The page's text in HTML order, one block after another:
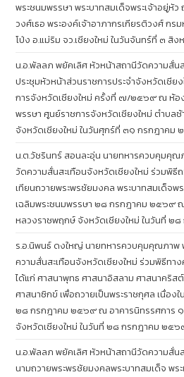
พระชนมพรรษา พระบาทสมเด็จพระเจ้าอยู่หัว
วงศ์เธอ พระองค์เจ้าอาภากรเกียรติวงศ์ ก
โป่ง อ.แม่ริม จว.เชียงใหม่ ในวันจันทร์ที่ ๓ สิ
น.อ.พัลลภ พยัคเลิศ หัวหน้าสถานีวัดความสั่นส
ประชุมหัวหน้าส่วนราชการประจำจังหวัดเชีย
การจังหวัดเชียงใหม่ ครั้งที่ ๗/๒๕๖๙ ณ ห้อ
พรรษา ศูนย์ราชการจังหวัดเชียงใหม่ ตำบลช้
จังหวัดเชียงใหม่ ในวันศุกร์ที่ ๓๑ กรกฎาคม
น.ต.วัชรินทร์ สอนละอุ่น นายทหารควบคุมคุ
วัดความสั่นสะเทือนจังหวัดเชียงใหม่ ร่วมพิธี
เทียนถวายพระพรชัยมงคล พระบาทสมเด็จพร
เฉลิมพระชนมพรรษา ๒๘ กรกฎาคม ๒๕๖๙
หลวงราชพฤกษ์ จังหวัดเชียงใหม่ ในวันที่ ๒
ร.อ.นิพนธ์ ดงใหญ่ นายทหารควบคุมคุณภาพ
ความสั่นสะเทือนจังหวัดเชียงใหม่ ร่วมพิธีทา
ได้แก่ ศาสนาพุทธ ศาสนาอิสลาม ศาสนาคริ
ศาสนาซิกข์ เพื่อถวายเป็นพระราชกุศล เนื่อง
๒๘ กรกฎาคม ๒๕๖๙ ณ อาคารนิทรรศการ
จังหวัดเชียงใหม่ ในวันที่ ๒๘ กรกฎาคม ๒๕
น.อ.พัลลภ พยัคเลิศ หัวหน้าสถานีวัดความสั่น
นามถวายพระพรชัยมงคลพระบาทสมเด็จ พระ